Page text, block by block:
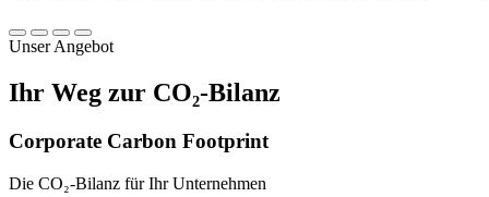
Unser Angebot
Ihr Weg zur CO₂-Bilanz
Corporate Carbon Footprint
Die CO₂-Bilanz für Ihr Unternehmen